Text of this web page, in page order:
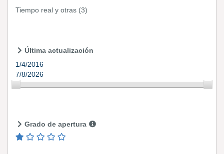
Tiempo real y otras (3)
Última actualización
1/4/2016
7/8/2026
Grado de apertura